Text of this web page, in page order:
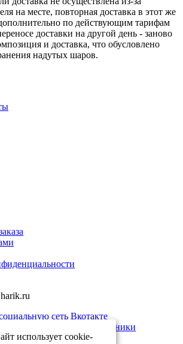
на месте, повторная доставка в этот же
по действующим тарифам
доставки на другой день - заново
и доставка, что обусловлено
надутых шаров.
использует cookie-